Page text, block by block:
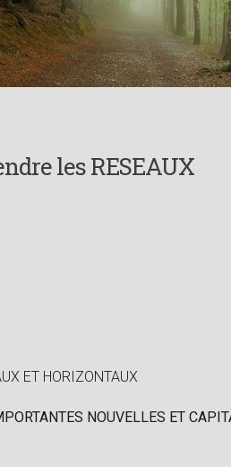
les RESEAUX
ET HORIZONTAUX
NOUVELLES ET